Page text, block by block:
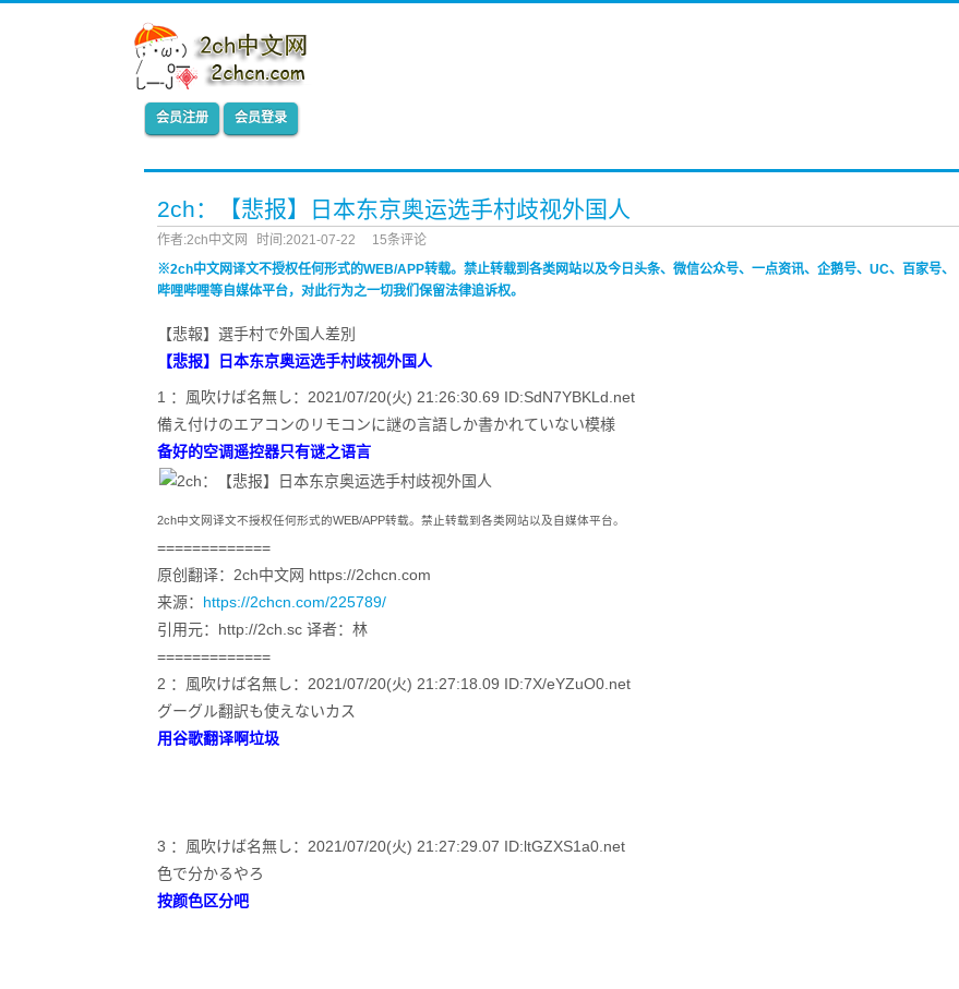
会员注册 会员登录
2ch：【悲报】日本东京奥运选手村歧视外国人
作者:2ch中文网 时间:2021-07-22
15条评论
※2ch中文网译文不授权任何形式的WEB/APP转载。禁止转载到各类网站以及今日头条、微信公众号、一点资讯、企鹅号、UC、百家号、
哔哩哔哩等自媒体平台，对此行为之一切我们保留法律追诉权。
【悲報】選手村で外国人差別
【悲报】日本东京奥运选手村歧视外国人
1 ：風吹けば名無し：2021/07/20(火) 21:26:30.69 ID:SdN7YBKLd.net
備え付けのエアコンのリモコンに謎の言語しか書かれていない模様
备好的空调遥控器只有谜之语言
2ch中文网译文不授权任何形式的WEB/APP转载。禁止转载到各类网站以及自媒体平台。
=============
原创翻译：2ch中文网 https://2chcn.com
来源： https://2chcn.com/225789/
引用元：http://2ch.sc 译者：林
=============
2 ：風吹けば名無し：2021/07/20(火) 21:27:18.09 ID:7X/eYZuO0.net
グーグル翻訳も使えないカス
用谷歌翻译啊垃圾
3 ：風吹けば名無し：2021/07/20(火) 21:27:29.07 ID:ltGZXS1a0.net
色で分かるやろ
按颜色区分吧